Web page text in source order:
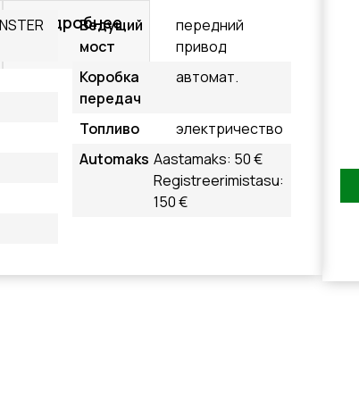
Подробнее
Ведущий
мост
передний
привод
Коробка
передач
автомат.
Топливо
электричество
Automaks Aastamaks: 50 €
Registreerimistasu:
150 €